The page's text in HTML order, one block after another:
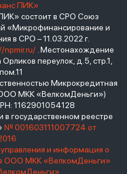
ПИК»
состоит в СРО Союз
«Микрофинансирование и
в СРО – 11.03.2022 г.
npmir.ru/. Местонахождение
переулок, д.5, стр.1,
Микрокредитная
МКК «ВелкомДеньги»)
1162901054128
государственном реестре
№ 001603111007724 от
и информация о
ООО МКК «ВелкомДеньги»